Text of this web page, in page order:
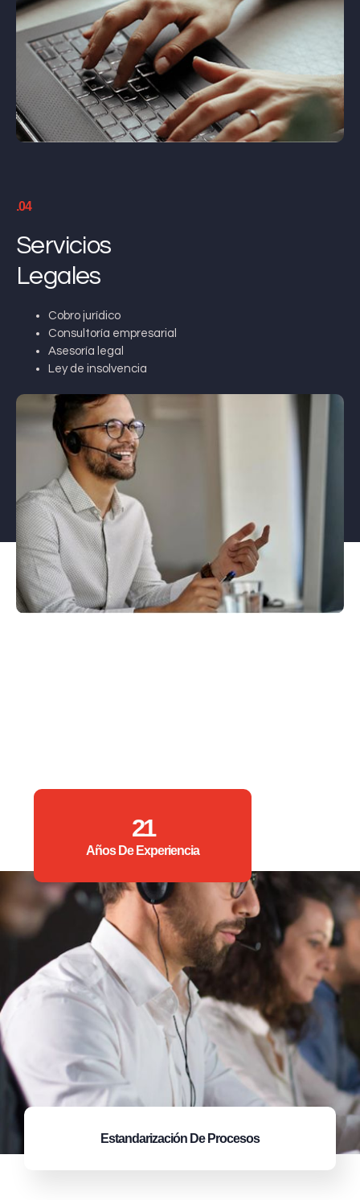
.04
Servicios
Legales
Cobro jurídico
Consultoría empresarial
Asesoría legal
Ley de insolvencia
21
Años De Experiencia
Estandarización De Procesos